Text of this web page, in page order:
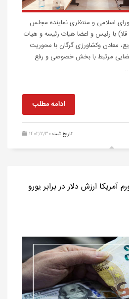
اسلامی و منتظری نماینده مجلس
با رئیس و اعضا هیات رئیسه و هیات
معادن وکشاورزی گرگان با محوریت
قضایی مرتبط با بخش خصوصی و رفع
ادامه مطلب
1402/2/30تاریخ ثبت
ارزش دلار در برابر یورو